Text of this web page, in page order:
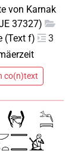
von Karnak
37327)
(Text f)
3
co(n)text